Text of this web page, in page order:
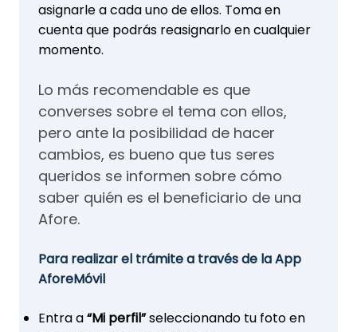
asignarle a cada uno de ellos. Toma en
cuenta que podrás reasignarlo en cualquier
momento.
Lo más recomendable es que
converses sobre el tema con ellos,
pero ante la posibilidad de hacer
cambios, es bueno que tus seres
queridos se informen sobre cómo
saber quién es el beneficiario de una
Afore.
Para realizar el trámite a través de la App
AforeMóvil
Entra a“Mi perfil”seleccionando tu foto en